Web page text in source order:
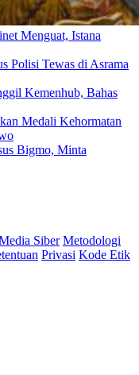
Menguat, Istana
Polisi Tewas di Asrama
Kemenhub, Bahas
Medali Kehormatan
Bigmo, Minta
Siber Metodologi
Privasi Kode Etik